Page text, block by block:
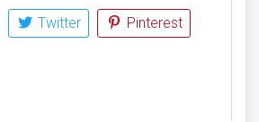
Twitter
Pinterest